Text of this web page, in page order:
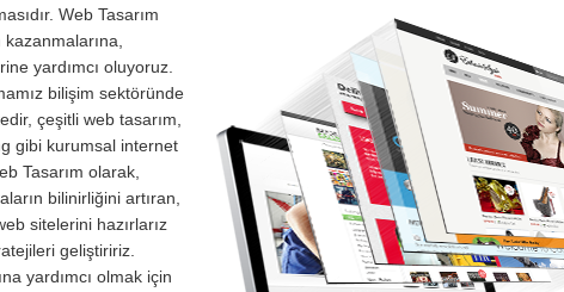
Web Tasarım
yardımcı oluyoruz.
bilişim sektöründe
çeşitli web tasarım,
gibi kurumsal internet
Tasarım olarak,
bilinirliğini artıran,
sitelerini hazırlarız
geliştiririz.
yardımcı olmak için